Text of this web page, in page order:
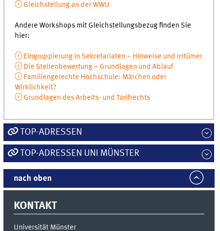
Gleichstellung an der WWU
Andere Workshops mit Gleichstellungsbezug finden Sie
hier:
Eingruppierung in Sekretariaten – Hinweise und Irrtümer
Die Stellenbewertung – Grundlagen und Ablauf
Familiengerechte Hochschule: Märchen oder
Wirklichkeit?
Grundlagen des Arbeits- und Tarifrechts
TOP-ADRESSEN
TOP-ADRESSEN UNI MÜNSTER
nach oben
KONTAKT
Universität Münster